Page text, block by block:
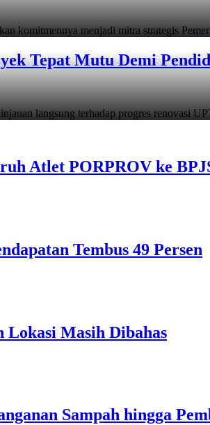
komitmennya menjadi mitra strategis
Tepat Mutu Demi
langsung terhadap progres renovasi
Atlet PORPROV ke
Tembus 49 Persen
Lokasi Masih Dibahas
Sampah hingga